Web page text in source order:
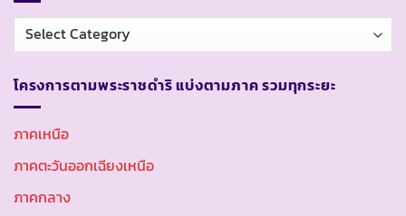
หมวด
หมู่
โครงการตามพระราชดำริ แบ่งตามภาค รวมทุกระยะ
ภาคเหนือ
ภาคตะวันออกเฉียงเหนือ
ภาคกลาง